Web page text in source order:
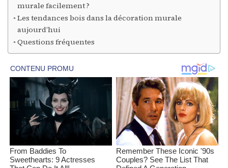
murale facilement ?
Les tendances bois dans la décoration murale
aujourd’hui
Questions fréquentes